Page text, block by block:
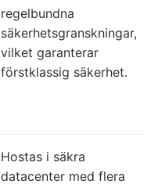
regelbundna
säkerhetsgranskningar,
vilket garanterar
förstklassig säkerhet.
Hostas i säkra
datacenter med flera